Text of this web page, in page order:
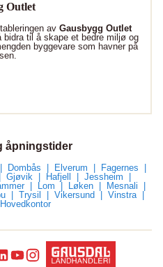
Outlet
avGausbygg Outlet
bidra til å skape et bedre miljø og
byggevare som havner på
åpningstider
Dombås Elverum
Fagernes
Gjøvik Hafjell
Jessheim
Lom Løken
Mesnali
Trysil Vikersund
Vinstra
Hovedkontor